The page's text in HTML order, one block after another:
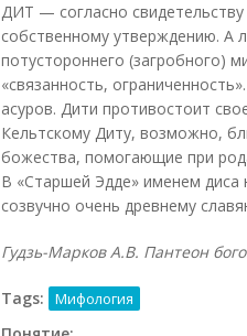
ДИТ — согласно свидетельству
собственному утверждению. А
потустороннего (загробного)
«связанность,
асуров. Дити противостоит
Кельтскому Диту, возможно,
божества, помогающие при
В «Старшей Эдде» именем диса
созвучно очень древнему
Гудзь-Марков А.В. Пантеон
Tags: Мифология